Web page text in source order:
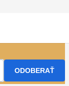
ODOBERAŤ